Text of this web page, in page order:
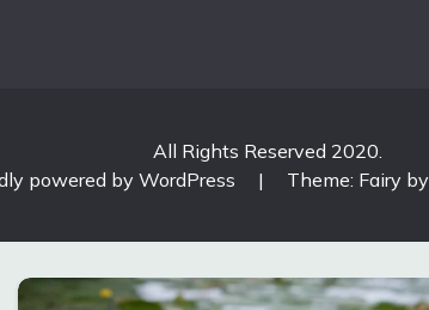
All Rights Reserved 2020.
powered by WordPress
| Theme: Fairy by